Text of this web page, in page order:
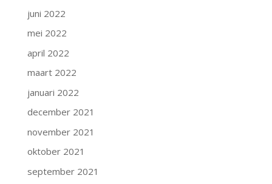
juni 2022
mei 2022
april 2022
maart 2022
januari 2022
december 2021
november 2021
oktober 2021
september 2021